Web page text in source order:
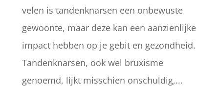
velen is tandenknarsen een onbewuste
gewoonte, maar deze kan een aanzienlijke
impact hebben op je gebit en gezondheid.
Tandenknarsen, ook wel bruxisme
genoemd, lijkt misschien onschuldig,...